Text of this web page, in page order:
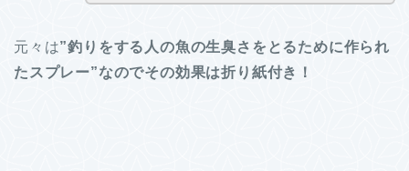
元々は”釣りをする人の魚の生臭さをとるために作られ
たスプレー”なのでその効果は折り紙付き！